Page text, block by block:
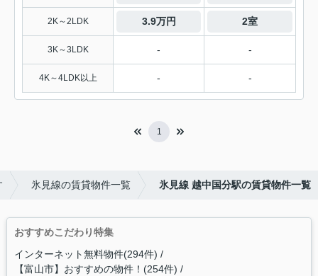
2K～2LDK 3.9万円 2室
3K～3LDK - -
4K～4LDK以上 - -
1
氷見線の賃貸物件一覧 氷見線 越中国分駅の賃貸物件一覧
おすすめこだわり特集
インターネット無料物件(294件)
【富山市】おすすめの物件！(254件)